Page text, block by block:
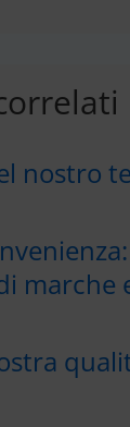
nostro
marche